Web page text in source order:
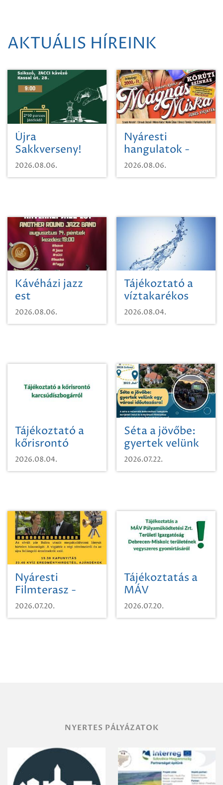
AKTUÁLIS HÍREINK
Újra
Sakkverseny!
2026.08.06.
Nyáresti
hangulatok -
Mágnás Miska
2026.08.06.
Kávéházi jazz
est
2026.08.06.
Tájékoztató a
víztakarékos
vízhasználatról
2026.08.04.
Tájékoztató a
kőrisrontó
karcsúdíszbogárról
2026.08.04.
Séta a jövőbe:
gyertek velünk
egy városi
időutazásra!
2026.07.22.
Nyáresti
Filmterasz -
Beugró a
Paradicsomba
2026.07.20.
Tájékoztatás a
MÁV
Pályaműködtetési
Zrt. Területi
2026.07.20.
NYERTES PÁLYÁZATOK